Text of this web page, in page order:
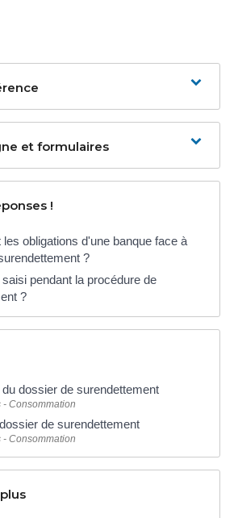
et formulaires
!
obligations d'une banque face à
?
pendant la procédure de
?
dossier de surendettement
- Consommation
de surendettement
- Consommation